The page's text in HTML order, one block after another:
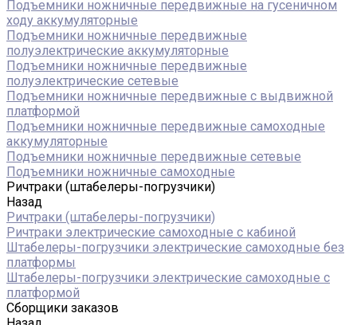
Подъемники ножничные передвижные на гусеничном
ходу аккумуляторные
Подъемники ножничные передвижные
полуэлектрические аккумуляторные
Подъемники ножничные передвижные
полуэлектрические сетевые
Подъемники ножничные передвижные с выдвижной
платформой
Подъемники ножничные передвижные самоходные
аккумуляторные
Подъемники ножничные передвижные сетевые
Подъемники ножничные самоходные
Ричтраки (штабелеры-погрузчики)
Назад
Ричтраки (штабелеры-погрузчики)
Ричтраки электрические самоходные с кабиной
Штабелеры-погрузчики электрические самоходные без
платформы
Штабелеры-погрузчики электрические самоходные с
платформой
Сборщики заказов